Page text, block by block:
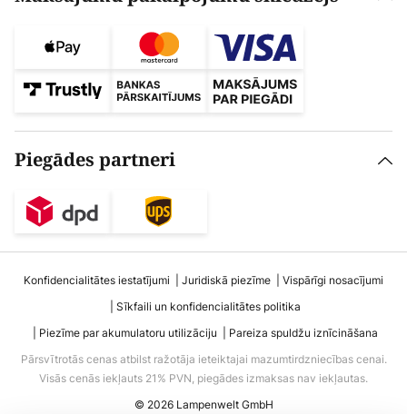
Piegādes partneri
Konfidencialitātes iestatījumi Juridiskā piezīme
Vispārīgi nosacījumi
Sīkfaili un konfidencialitātes politika
Piezīme par akumulatoru utilizāciju
Pareiza spuldžu iznīcināšana
Pārsvītrotās cenas atbilst ražotāja ieteiktajai mazumtirdzniecības cenai.
Visās cenās iekļauts 21% PVN, piegādes izmaksas nav iekļautas.
© 2026 Lampenwelt GmbH